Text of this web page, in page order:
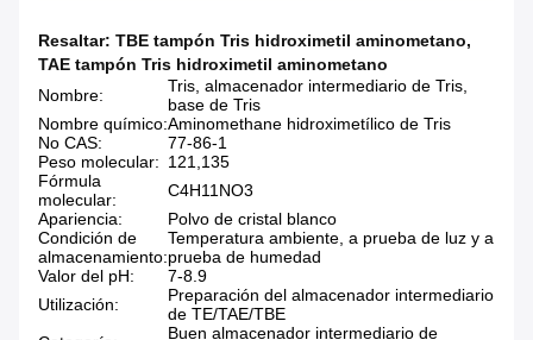
Resaltar: TBE tampón Tris hidroximetil aminometano,
TAE tampón Tris hidroximetil aminometano
Nombre:
Tris, almacenador intermediario de Tris,
base de Tris
Nombre químico:Aminomethane hidroximetílico de Tris
No CAS:
77-86-1
Peso molecular: 121,135
Fórmula
molecular:
C4H11NO3
Apariencia:
Polvo de cristal blanco
Condición de
almacenamiento:
Temperatura ambiente, a prueba de luz y a
prueba de humedad
Valor del pH:
7-8.9
Utilización:
Preparación del almacenador intermediario
de TE/TAE/TBE
Buen almacenador intermediario de